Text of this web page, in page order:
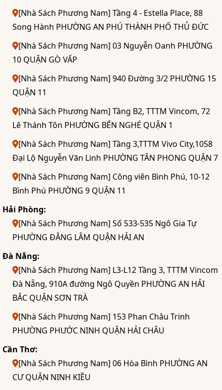
[Nhà Sách Phương Nam] Tầng 4 - Estella Place, 88
Song Hành PHƯỜNG AN PHÚ THÀNH PHỐ THỦ ĐỨC
[Nhà Sách Phương Nam] 03 Nguyễn Oanh PHƯỜNG
10 QUẬN GÒ VẤP
[Nhà Sách Phương Nam] 940 Đường 3/2 PHƯỜNG 15
QUẬN 11
[Nhà Sách Phương Nam] Tầng B2, TTTM Vincom, 72
Lê Thánh Tôn PHƯỜNG BẾN NGHÉ QUẬN 1
[Nhà Sách Phương Nam] Tầng 3,TTTM Vivo City,1058
Đại Lộ Nguyễn Văn Linh PHƯỜNG TÂN PHONG QUẬN 7
[Nhà Sách Phương Nam] Công viên Bình Phú, 10-12
Bình Phú PHƯỜNG 9 QUẬN 11
Hải Phòng:
[Nhà Sách Phương Nam] Số 533-535 Ngô Gia Tự
PHƯỜNG ĐẰNG LÂM QUẬN HẢI AN
Đà Nẵng:
[Nhà Sách Phương Nam] L3-L12 Tầng 3, TTTM Vincom
Đà Nẵng, 910A đường Ngô Quyền PHƯỜNG AN HẢI
BẮC QUẬN SƠN TRÀ
[Nhà Sách Phương Nam] 153 Phan Châu Trinh
PHƯỜNG PHƯỚC NINH QUẬN HẢI CHÂU
Cần Thơ:
[Nhà Sách Phương Nam] 06 Hòa Bình PHƯỜNG AN
CƯ QUẬN NINH KIỀU